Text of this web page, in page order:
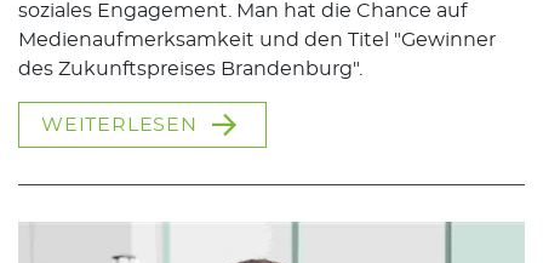
soziales Engagement. Man hat die Chance auf
Medienaufmerksamkeit und den Titel "Gewinner
des Zukunftspreises Brandenburg".
WEITERLESEN